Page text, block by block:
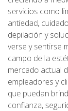
servicios como
antiedad,
depilación y
verse y sentirse
campo de la
mercado actual
empleadores y
que puedan
confianza,